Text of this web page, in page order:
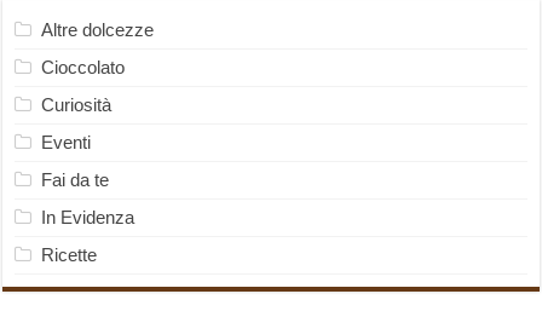
Altre dolcezze
Cioccolato
Curiosità
Eventi
Fai da te
In Evidenza
Ricette